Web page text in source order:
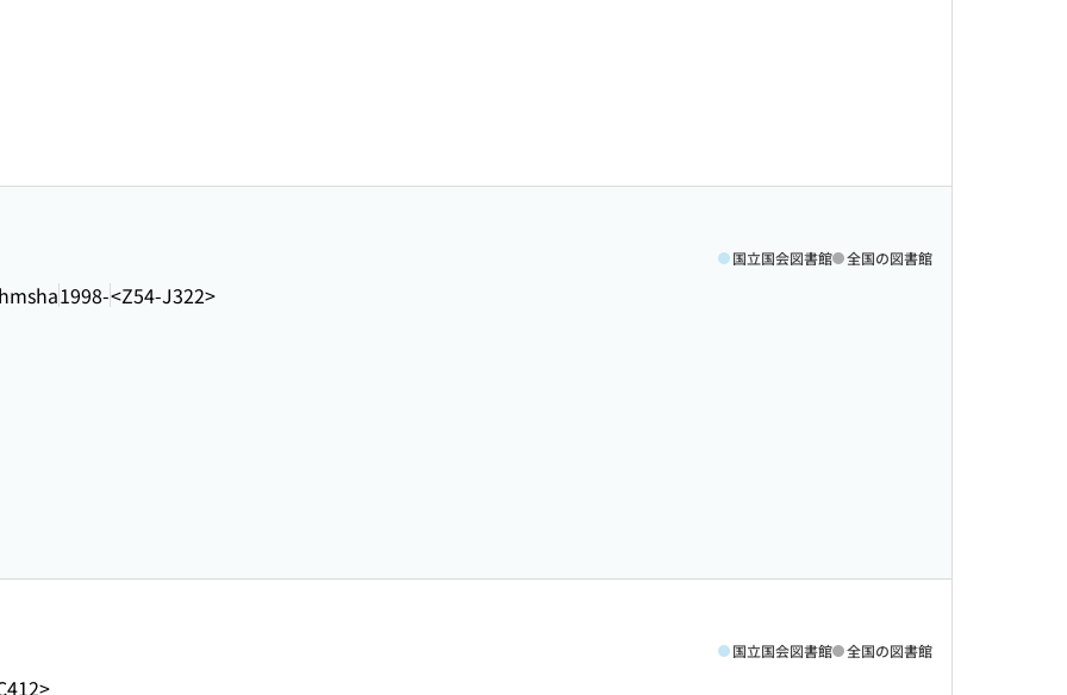
1998-<Z54-J322>
国立国会図書館 全国の図書館
国立国会図書館 全国の図書館